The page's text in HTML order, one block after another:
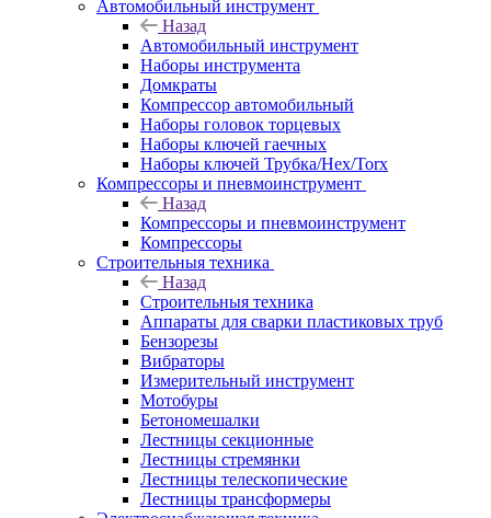
Автомобильный инструмент
Назад
Автомобильный инструмент
Наборы инструмента
Домкраты
Компрессор автомобильный
Наборы головок торцевых
Наборы ключей гаечных
Наборы ключей Трубка/Hex/Torx
Компрессоры и пневмоинструмент
Назад
Компрессоры и пневмоинструмент
Компрессоры
Строительныя техника
Назад
Строительныя техника
Аппараты для сварки пластиковых труб
Бензорезы
Вибраторы
Измерительный инструмент
Мотобуры
Бетономешалки
Лестницы секционные
Лестницы стремянки
Лестницы телескопические
Лестницы трансформеры